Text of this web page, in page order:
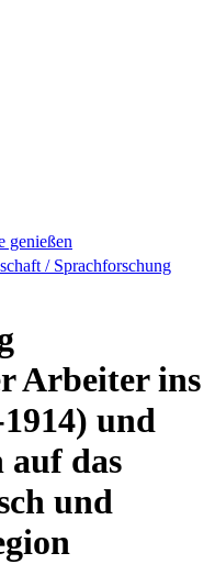
genießen
/ Sprachforschung
Arbeiter ins
und
auf das
und